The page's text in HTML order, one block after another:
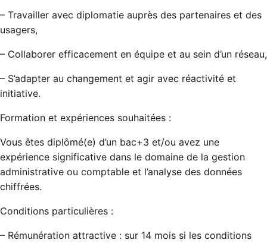
– Travailler avec diplomatie auprès des partenaires et des
usagers,
– Collaborer efficacement en équipe et au sein d’un réseau,
– S’adapter au changement et agir avec réactivité et
initiative.
Formation et expériences souhaitées :
Vous êtes diplômé(e) d’un bac+3 et/ou avez une
expérience significative dans le domaine de la gestion
administrative ou comptable et l’analyse des données
chiffrées.
Conditions particulières :
– Rémunération attractive : sur 14 mois si les conditions